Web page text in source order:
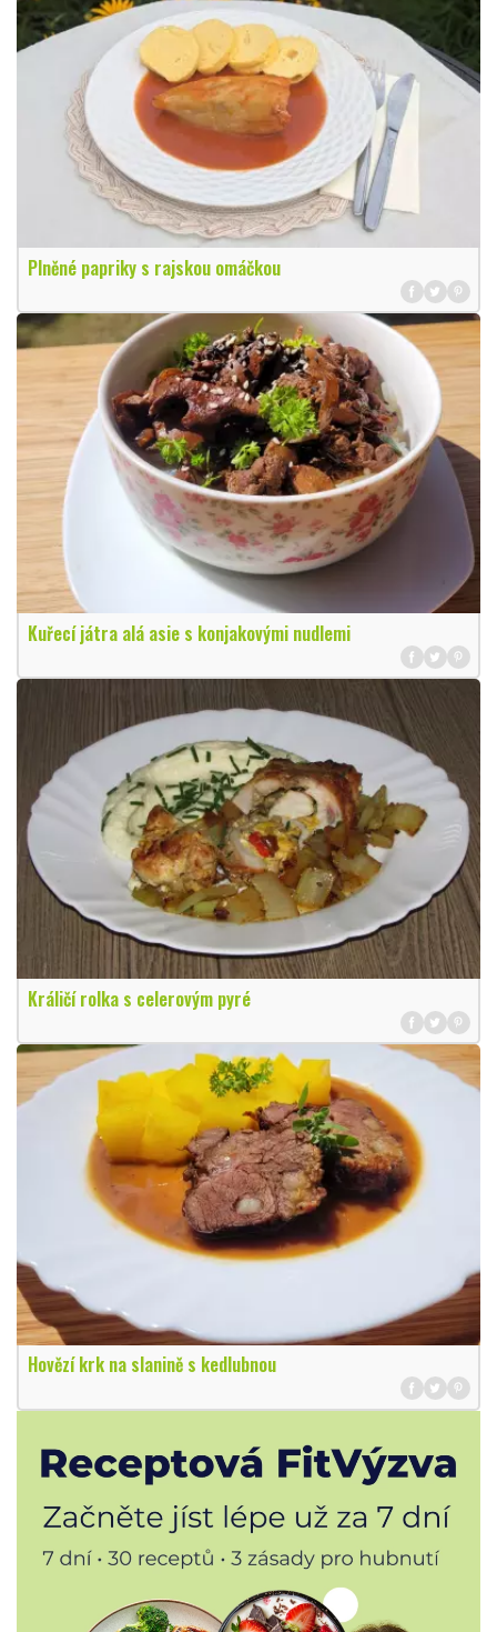
Plněné papriky s rajskou omáčkou
Kuřecí játra alá asie s konjakovými nudlemi
Králičí rolka s celerovým pyré
Hovězí krk na slanině s kedlubnou